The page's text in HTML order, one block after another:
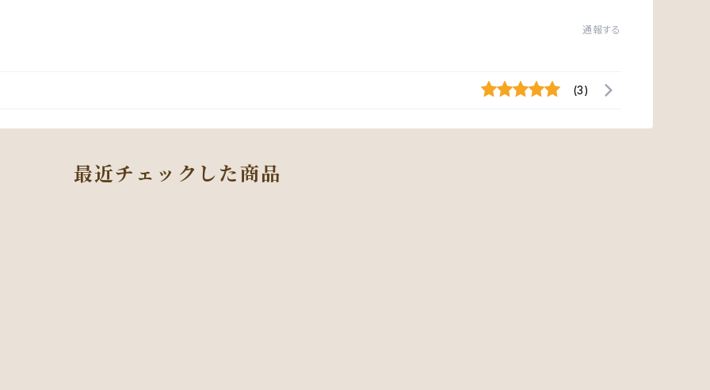
通報する
(3)
最近チェックした商品